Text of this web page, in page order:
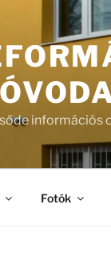
információs
Fotók